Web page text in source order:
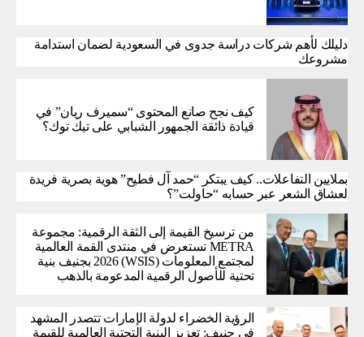
دليلك لأهم شركات دراسة جدوى في السعودية لضمان استدامة
مشروعك
كيف نجح صانع المحتوى “سميرف ريان” في
قيادة ذائقة الجمهور الشبابي على تيك توك؟
بملايين التفاعلات.. كيف يبتكر “حمد آل فطيح” هوية بصرية فريدة
لعشاق الشعر عبر حسابه “حاولت”؟
من ترسيخ القيمة إلى الثقة الرقمية: مجموعة
METRA تستعرض في منتدى القمة العالمية
لمجتمع المعلومات (WSIS) 2026 بجنيف بنية
تحتية للأصول الرقمية المدعومة بالذهب
الرؤية الخضراء لدولة الإمارات تتصدر المشهد
في جنيف: تعزيز البنية التحتية العالمية للقيمة